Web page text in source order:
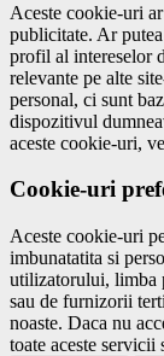
Aceste cookie-uri
publicitate. Ar
profil al intereselor
relevante pe alte
personal, ci sunt
dispozitivul
aceste cookie-uri,
Cookie-uri
Aceste cookie-uri
imbunatatita si
utilizatorului, limba
sau de furnizorii
noaste. Daca nu
toate aceste servicii